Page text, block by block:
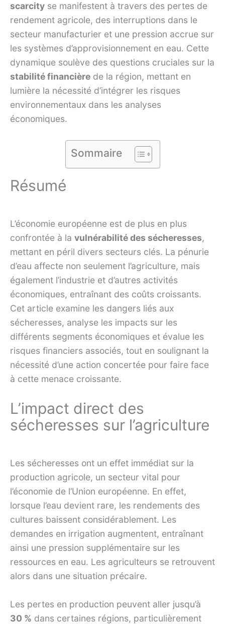
scarcity se manifestent à travers des pertes de
rendement agricole, des interruptions dans le
secteur manufacturier et une pression accrue sur
les systèmes d’approvisionnement en eau. Cette
dynamique soulève des questions cruciales sur la
stabilité financière de la région, mettant en
lumière la nécessité d’intégrer les risques
environnementaux dans les analyses
économiques.
Sommaire
Résumé
L’économie européenne est de plus en plus
confrontée à la vulnérabilité des sécheresses,
mettant en péril divers secteurs clés. La pénurie
d’eau affecte non seulement l’agriculture, mais
également l’industrie et d’autres activités
économiques, entraînant des coûts croissants.
Cet article examine les dangers liés aux
sécheresses, analyse les impacts sur les
différents segments économiques et évalue les
risques financiers associés, tout en soulignant la
nécessité d’une action concertée pour faire face
à cette menace croissante.
L’impact direct des
sécheresses sur l’agriculture
Les sécheresses ont un effet immédiat sur la
production agricole, un secteur vital pour
l’économie de l’Union européenne. En effet,
lorsque l’eau devient rare, les rendements des
cultures baissent considérablement. Les
demandes en irrigation augmentent, entraînant
ainsi une pression supplémentaire sur les
ressources en eau. Les agriculteurs se retrouvent
alors dans une situation précaire.
Les pertes en production peuvent aller jusqu’à
30 % dans certaines régions, particulièrement